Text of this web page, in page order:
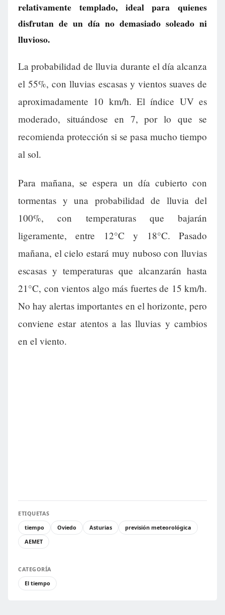
relativamente templado, ideal para quienes
disfrutan de un día no demasiado soleado ni
lluvioso.
La probabilidad de lluvia durante el día alcanza
el 55%, con lluvias escasas y vientos suaves de
aproximadamente 10 km/h. El índice UV es
moderado, situándose en 7, por lo que se
recomienda protección si se pasa mucho tiempo
al sol.
Para mañana, se espera un día cubierto con
tormentas y una probabilidad de lluvia del
100%, con temperaturas que bajarán
ligeramente, entre 12°C y 18°C. Pasado
mañana, el cielo estará muy nuboso con lluvias
escasas y temperaturas que alcanzarán hasta
21°C, con vientos algo más fuertes de 15 km/h.
No hay alertas importantes en el horizonte, pero
conviene estar atentos a las lluvias y cambios
en el viento.
ETIQUETAS
tiempo
Oviedo Asturias
previsión meteorológica
AEMET
CATEGORÍA
El tiempo